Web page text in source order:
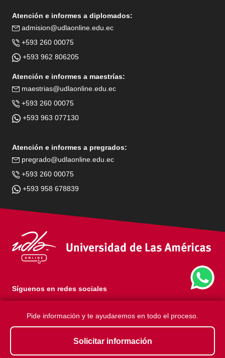
Atención e informes a diplomados:
admision@udlaonline.edu.ec
+593 260 00075
+593 962 806205
Atención e informes a maestrías:
maestrias@udlaonline.edu.ec
+593 260 00075
+593 963 077130
Atención e informes a pregrados:
pregrado@udlaonline.edu.ec
+593 260 00075
+593 958 678839
Síguenos en redes sociales
Pide información y te ayudaremos en todo el proceso.
Solicitar información